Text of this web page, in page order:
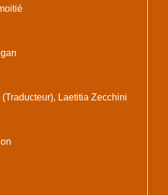
(Traducteur), Laetitia Zecchini